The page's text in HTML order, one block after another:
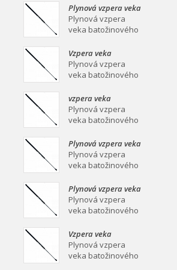
mm Plynová vzpera
veka batožinového
priestoru Ei
Plynová vzpera veka
batožinového
priestoru 639/258
Plynová vzpera
veka batožinového
mm Plynová vzpera
veka batožinového
priestoru Ei
Vzpera veka
batožinového
priestoru 387/139
Plynová vzpera
veka batožinového
mm Plynová vzpera
veka batožinového
priestoru Ei
vzpera veka
batožinového
priestoru 558/253
Plynová vzpera
veka batožinového
mm Plynová vzpera
veka batožinového
priestoru Ei
Plynová vzpera veka
batožinového
priestoru 549/219
Plynová vzpera
veka batožinového
mm Plynová vzpera
veka batožinového
priestoru Ei
Plynová vzpera veka
batožinového
priestoru 467/160
Plynová vzpera
veka batožinového
mm Plynová vzpera
veka batožinového
priestoru Ei
Vzpera veka
batožinového
priestoru 475/180
Plynová vzpera
veka batožinového